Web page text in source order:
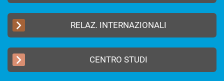
RELAZ. INTERNAZIONALI
CENTRO STUDI